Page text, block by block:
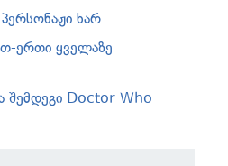
ხარ
ერთი ყველაზე
შემდეგი Doctor Who